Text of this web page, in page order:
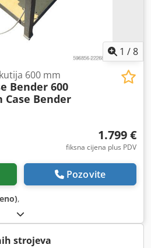
1 /8
600 mm
Bender 600
Bender
1.799 €
fiksna cijena plus PDV
Pozovite
,
strojeva